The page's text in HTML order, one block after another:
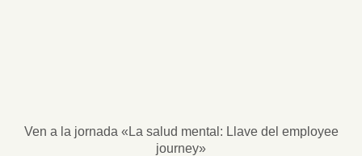
Ven a la jornada «La salud mental: Llave del employee
journey»